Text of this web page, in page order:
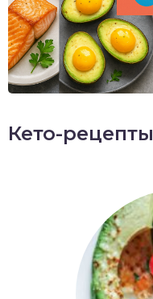
Кето-рецепты